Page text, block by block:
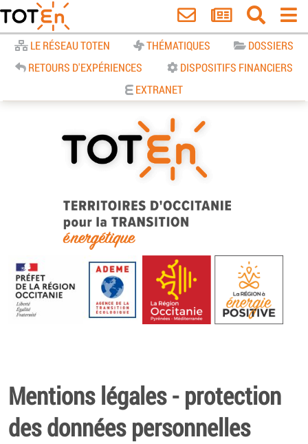
LE RÉSEAU TOTEN THÉMATIQUES
DOSSIERS
RETOURS D'EXPÉRIENCES
DISPOSITIFS FINANCIERS
EXTRANET
TOTEn Occitanie | Territoires
d’Occitanie pour la Transition
Energétique
Mentions légales - protection
des données personnelles